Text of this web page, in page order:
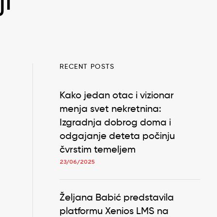
RECENT POSTS
Kako jedan otac i vizionar
menja svet nekretnina:
Izgradnja dobrog doma i
odgajanje deteta počinju
čvrstim temeljem
23/06/2025
Željana Babić predstavila
platformu Xenios LMS na